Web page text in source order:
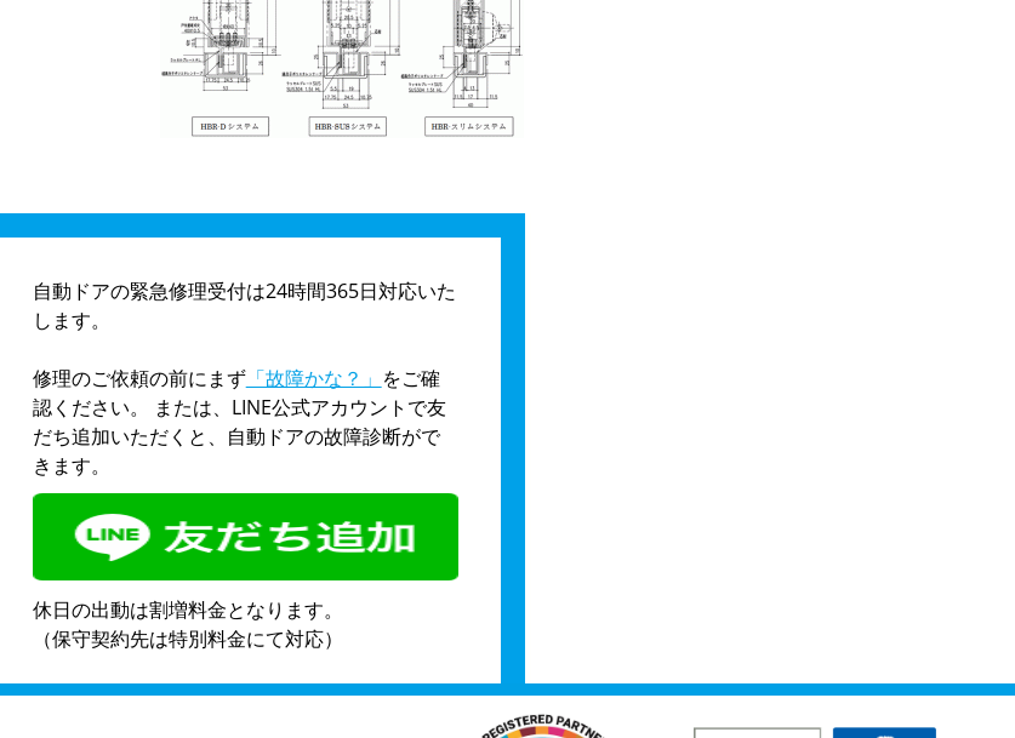
自動ドアの緊急修理受付は24時間365日対応いた
します。
修理のご依頼の前にまず「故障かな？」 をご確
認ください。 または、LINE公式アカウントで友
だち追加いただくと、自動ドアの故障診断がで
きます。
休日の出動は割増料金となります。
（保守契約先は特別料金にて対応）